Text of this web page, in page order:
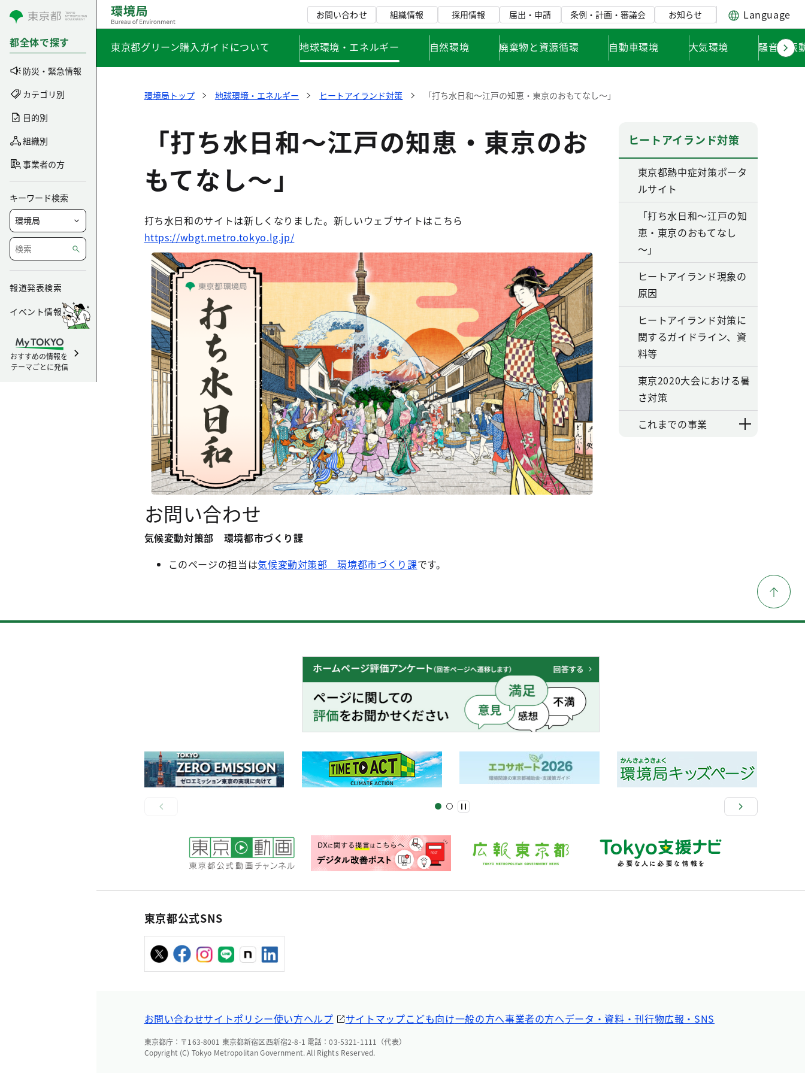
コンテンツにスキップ
都全体で探す
防災・緊急情報
カテゴリ別
目的別
組織別
事業者の方
キーワード検索
報道発表検索
イベント情報
おすすめの情報を
テーマごとに発信
お問い合わせ 組織情報 採用情報 届出・申請 条例・計画・審議会 お知らせ Language
東京都グリーン購入ガイドについて 地球環境・エネルギー 自然環境 廃棄物と資源循環 自動車環境 大気環境 騒音・振
環境局トップ 地球環境・エネルギー ヒートアイランド対策 「打ち水日和～江戸の知恵・東京のおもてなし～」
「打ち水日和～江戸の知恵・東京のお
もてなし～」
打ち水日和のサイトは新しくなりました。新しいウェブサイトはこちら
https://wbgt.metro.tokyo.lg.jp/
お問い合わせ
気候変動対策部 環境都市づくり課
このページの担当は気候変動対策部 環境都市づくり課です。
ヒートアイランド対策
東京都熱中症対策ポータ
ルサイト
「打ち水日和～江戸の知
恵・東京のおもてなし
～」
ヒートアイランド現象の
原因
ヒートアイランド対策に
関するガイドライン、資
料等
東京2020大会における暑
さ対策
これまでの事業
東京都公式SNS
お問い合わせサイトポリシー使い方ヘルプ サイトマップこども向け一般の方へ事業者の方へデータ・資料・刊行物広報・SNS
東京都庁：〒163-8001 東京都新宿区西新宿2-8-1 電話：03-5321-1111（代表）
Copyright (C) Tokyo Metropolitan Government. All Rights Reserved.